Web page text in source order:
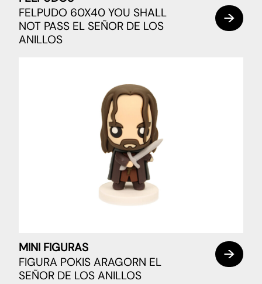
FELPUDO 60X40 YOU SHALL
NOT PASS EL SEÑOR DE LOS
ANILLOS
MINI FIGURAS
FIGURA POKIS ARAGORN EL
SEÑOR DE LOS ANILLOS